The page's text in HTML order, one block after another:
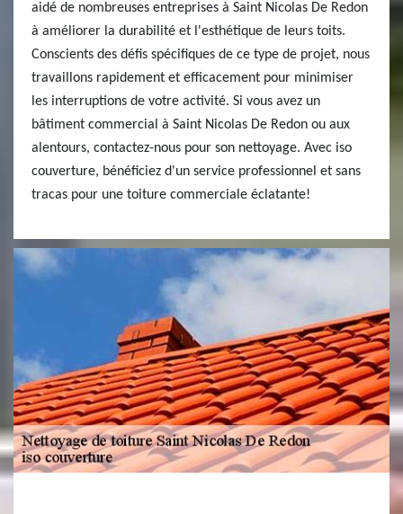
aidé de nombreuses entreprises à Saint Nicolas De Redon
à améliorer la durabilité et l'esthétique de leurs toits.
Conscients des défis spécifiques de ce type de projet, nous
travaillons rapidement et efficacement pour minimiser
les interruptions de votre activité. Si vous avez un
bâtiment commercial à Saint Nicolas De Redon ou aux
alentours, contactez-nous pour son nettoyage. Avec iso
couverture, bénéficiez d'un service professionnel et sans
tracas pour une toiture commerciale éclatante!